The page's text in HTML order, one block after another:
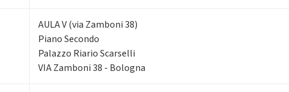
AULA V (via Zamboni 38)
Piano Secondo
Palazzo Riario Scarselli
VIA Zamboni 38 - Bologna